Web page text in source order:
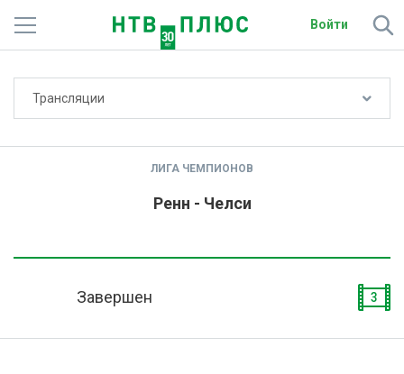
Войти
Трансляции
ЛИГА ЧЕМПИОНОВ
Ренн - Челси
Завершен 3